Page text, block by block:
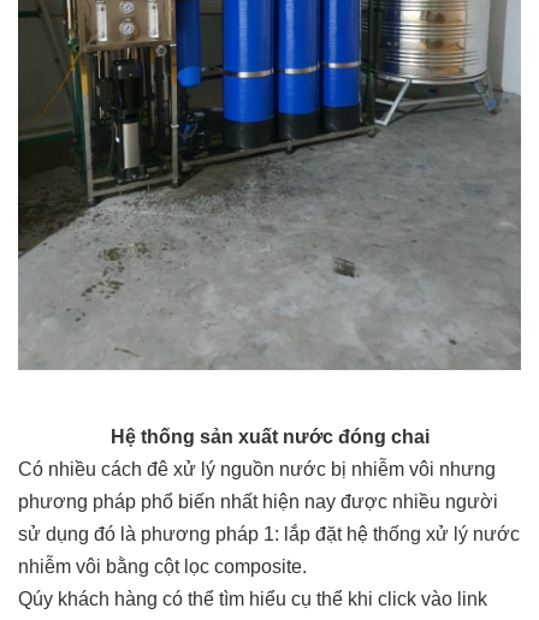
Hệ thống sản xuất nước đóng chai
Có nhiều cách đê xử lý nguồn nước bị nhiễm vôi nhưng
phương pháp phổ biến nhất hiện nay được nhiều người
sử dụng đó là phương pháp 1: lắp đặt hệ thống xử lý nước
nhiễm vôi bằng cột lọc composite.
Qúy khách hàng có thể tìm hiểu cụ thể khi click vào link